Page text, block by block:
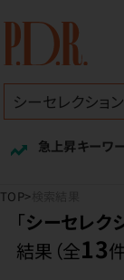
急上昇キーワー
TOP
「シーセレク
結果（全13